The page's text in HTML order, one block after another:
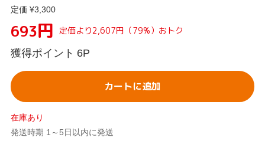
定価 ¥3,300
693円 定価より2,607円（79%）おトク
獲得ポイント 6P
カートに追加
在庫あり
発送時期 1～5日以内に発送